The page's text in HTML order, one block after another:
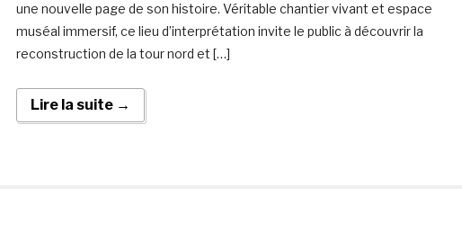
une nouvelle page de son histoire. Véritable chantier vivant et espace
muséal immersif, ce lieu d’interprétation invite le public à découvrir la
reconstruction de la tour nord et […]
Lire la suite →